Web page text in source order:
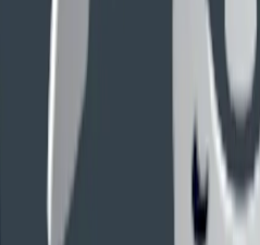
请主张巴黎公约优先权。
查看优先权进入费用
打包价或分步骤
基于外国优先权的外观设计进
认预算；也可按分步骤费用处理。
分步骤费用